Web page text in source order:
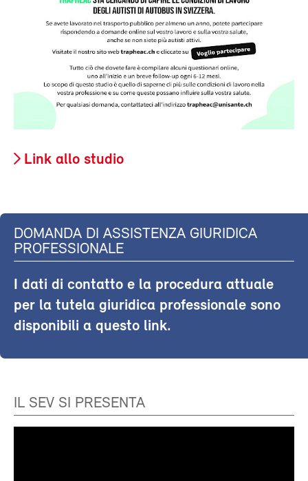
Link allo studio
DOMANDA DI ASSISTENZA GIURIDICA
PROFESSIONALE
I dati di contatto e la procedura attuale
per la tutela giuridica professionale sono
disponibili a questo link.
IL SEV SI PRESENTA